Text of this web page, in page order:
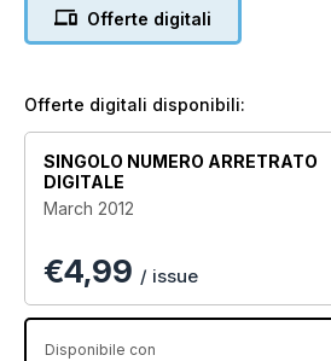
Offerte digitali
Offerte digitali disponibili:
SINGOLO NUMERO ARRETRATO
DIGITALE
March 2012
€4,99 / issue
Disponibile con